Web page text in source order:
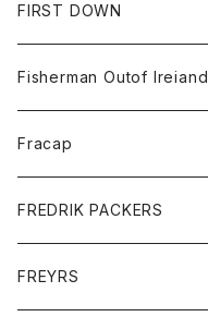
コート
ジャケット
スエットパンツ
グッズ
帽子
アクセサリー
FIRST DOWN
Fisherman Outof Ireiand
ニット
Fracap
グッズ
靴
FREDRIK PACKERS
アクセサリー
FREYRS